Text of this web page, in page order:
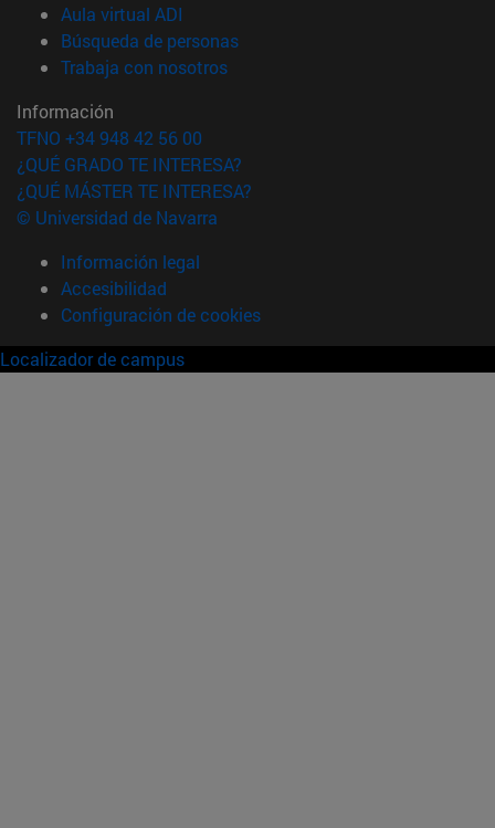
Aula virtual ADI
Búsqueda de personas(abre en nueva ventana)
Trabaja con nosotros(abre en nueva ventana)
Información
TFNO +34 948 42 56 00
¿QUÉ GRADO TE INTERESA?
¿QUÉ MÁSTER TE INTERESA?
© Universidad de Navarra
Información legal
Accesibilidad
Configuración de cookies
Localizador de campus